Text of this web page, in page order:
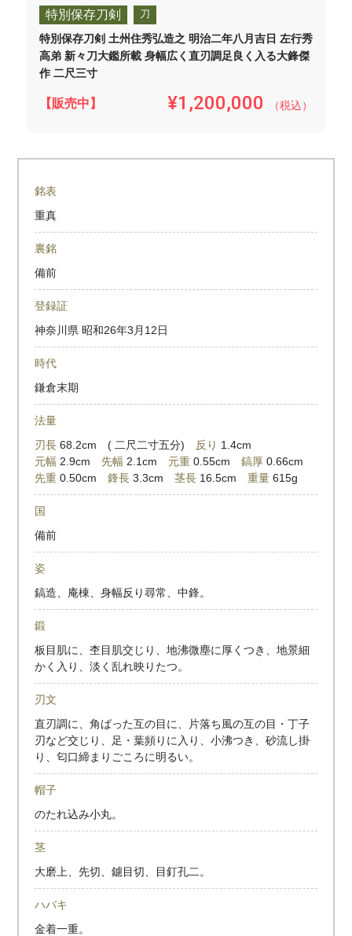
特別保存刀剣 刀
特別保存刀剣 土州住秀弘造之 明治二年八月吉日 左行秀
高弟 新々刀大鑑所載 身幅広く直刃調足良く入る大鋒傑
作 二尺三寸
【販売中】 ¥1,200,000 （税込）
銘表
重真
裏銘
備前
登録証
神奈川県 昭和26年3月12日
時代
鎌倉末期
法量
刃長 68.2cm ( 二尺二寸五分) 反り 1.4cm
元幅 2.9cm 先幅 2.1cm 元重 0.55cm鎬厚 0.66cm
先重 0.50cm鋒長 3.3cm茎長 16.5cm重量 615g
国
備前
姿
鎬造、庵棟、身幅反り尋常、中鋒。
鍛
板目肌に、杢目肌交じり、地沸微塵に厚くつき、地景細
かく入り、淡く乱れ映りたつ。
刃文
直刃調に、角ばった互の目に、片落ち風の互の目・丁子
刃など交じり、足・葉頻りに入り、小沸つき、砂流し掛
り、匂口締まりごころに明るい。
帽子
のたれ込み小丸。
茎
大磨上、先切、鑢目切、目釘孔二。
ハバキ
金着一重。